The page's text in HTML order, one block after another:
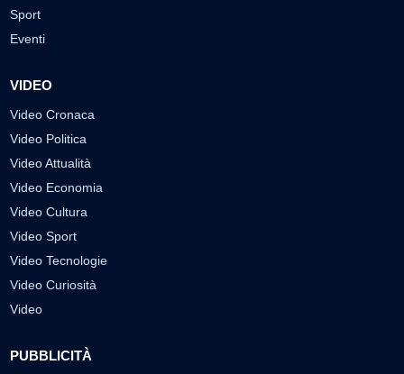
Sport
Eventi
VIDEO
Video Cronaca
Video Politica
Video Attualità
Video Economia
Video Cultura
Video Sport
Video Tecnologie
Video Curiosità
Video
PUBBLICITÀ